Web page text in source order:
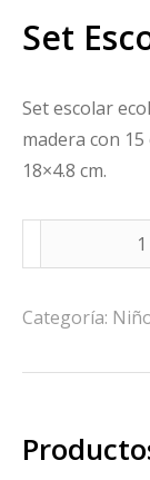
Set
Set escolar
madera con
18×4.8 cm.
Categoría: